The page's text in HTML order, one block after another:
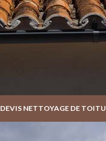
DEVIS NETTOYAGE DE